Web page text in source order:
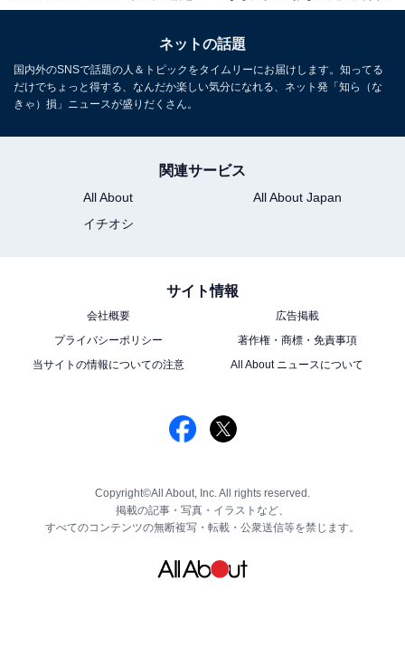
ネットの話題
国内外のSNSで話題の人＆トピックをタイムリーにお届けします。知ってる
だけでちょっと得する、なんだか楽しい気分になれる、ネット発「知ら（な
きゃ）損」ニュースが盛りだくさん。
関連サービス
All About
All About Japan
イチオシ
サイト情報
会社概要
広告掲載
プライバシーポリシー
著作権・商標・免責事項
当サイトの情報についての注意
All About ニュースについて
Copyright©All About, Inc. All rights reserved.
掲載の記事・写真・イラストなど、
すべてのコンテンツの無断複写・転載・公衆送信等を禁じます。